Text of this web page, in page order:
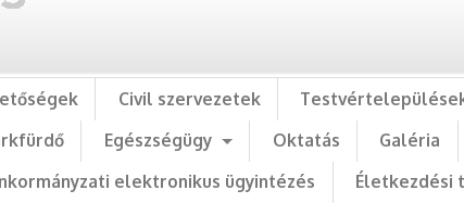
Civil szervezetek
Egészségügy Oktatás Galéria
elektronikus ügyintézés Életkezdési